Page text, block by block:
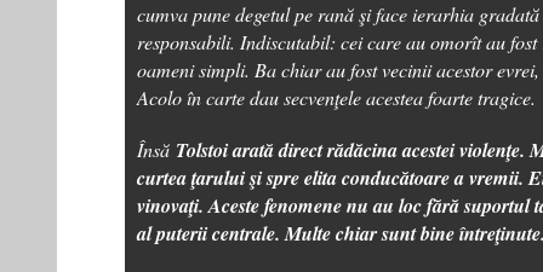
cumva pune degetul pe rană şi face ierarhia
responsabili. Indiscutabil: cei care au omorît au
oameni simpli. Ba chiar au fost vecinii acestor
Acolo în carte dau secvenţele acestea foarte tragice.
Însă Tolstoi arată direct rădăcina acestei violenţe.
curtea ţarului şi spre elita conducătoare a vremii.
vinovaţi. Aceste fenomene nu au loc fără suportul
al puterii centrale. Multe chiar sunt bine